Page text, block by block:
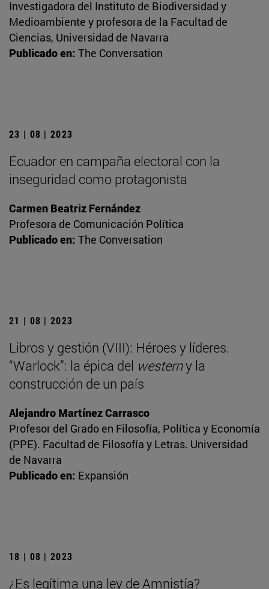
Investigadora del Instituto de Biodiversidad y
Medioambiente y profesora de la Facultad de
Ciencias, Universidad de Navarra
Publicado en: The Conversation
23 | 08 | 2023
Ecuador en campaña electoral con la
inseguridad como protagonista
Carmen Beatriz Fernández
Profesora de Comunicación Política
Publicado en: The Conversation
21 | 08 | 2023
Libros y gestión (VIII): Héroes y líderes.
“Warlock”: la épica del westerny la
construcción de un país
Alejandro Martínez Carrasco
Profesor del Grado en Filosofía, Política y Economía
(PPE). Facultad de Filosofía y Letras. Universidad
de Navarra
Publicado en: Expansión
18 | 08 | 2023
¿Es legítima una ley de Amnistía?